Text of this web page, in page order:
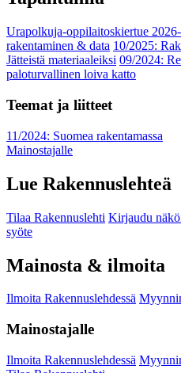
Urapolkuja-oppilaitoskiertue
rakentaminen & data 10/2025:
Jätteistä materiaaleiksi 09/2024:
paloturvallinen loiva katto
Teemat ja liitteet
11/2024: Suomea rakentamassa
Mainostajalle
Lue Rakennuslehteä
Tilaa Rakennuslehti Kirjaudu
syöte
Mainosta & ilmoita
Ilmoita Rakennuslehdessä
Mainostajalle
Ilmoita Rakennuslehdessä